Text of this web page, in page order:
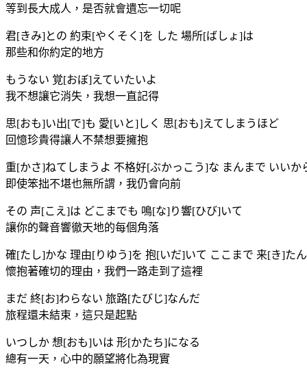
等到長大成人，是否就會遺忘一切呢
君[きみ]との 約束[やくそく]を した 場所[ばしょ]は
那些和你約定的地方
もうない 覚[おぼ]えていたいよ
我不想讓它消失，我想一直記得
思[おも]い出[で]も 愛[いと]しく 思[おも]えてしまうほど
回憶珍貴得讓人不禁想要擁抱
重[かさ]ねてしまうよ 不格好[ぶかっこう]な まんまで いいか
即使笨拙不堪也無所謂，我仍會向前
その 声[こえ]は どこまでも 鳴[な]り響[ひび]いて
讓你的聲音響徹天地的每個角落
確[たし]かな 理由[りゆう]を 抱[いだ]いて ここまで 来[き]た
懷抱著確切的理由，我們一路走到了這裡
まだ 終[お]わらない 旅路[たびじ]なんだ
旅程還未結束，這只是起點
いつしか 想[おも]いは 形[かたち]になる
總有一天，心中的願望將化為現實